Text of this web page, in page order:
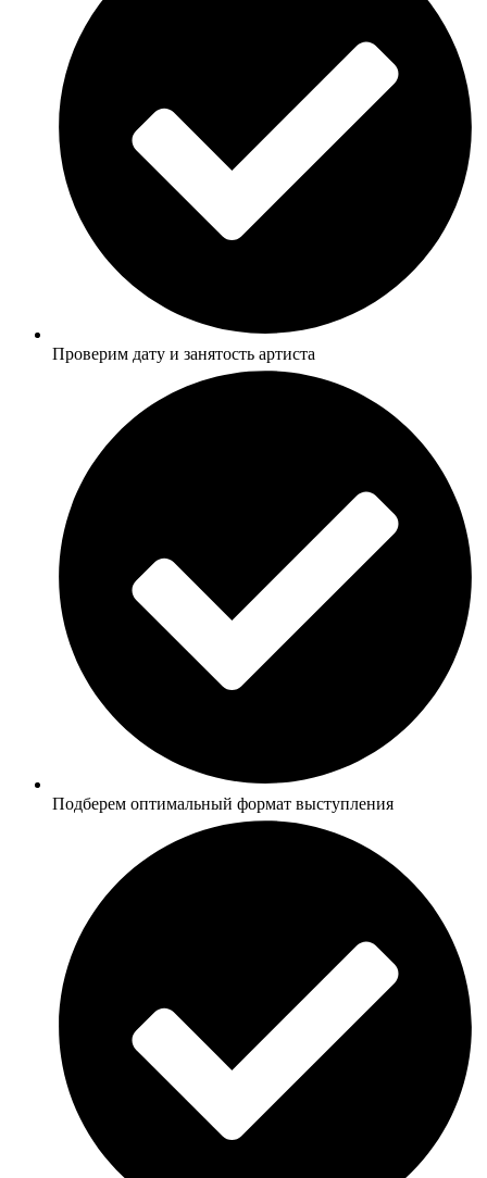
Проверим дату и занятость артиста
Подберем оптимальный формат выступления